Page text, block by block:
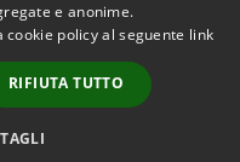
© 2026 • Comune di
Fombio • Powered by
Municipium•
Accesso
redazione
e anonime.
policy al seguente link
RIFIUTA TUTTO